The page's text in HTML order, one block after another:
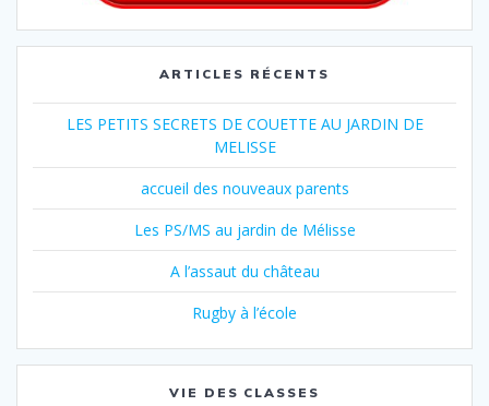
ARTICLES RÉCENTS
LES PETITS SECRETS DE COUETTE AU JARDIN DE
MELISSE
accueil des nouveaux parents
Les PS/MS au jardin de Mélisse
A l’assaut du château
Rugby à l’école
VIE DES CLASSES